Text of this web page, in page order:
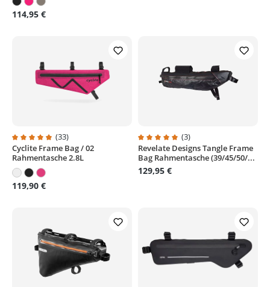
114,95 €
Durchschnittliche Bewertung von 4.8 von 5 Sternen
(33)
Cyclite Frame Bag / 02
Rahmentasche 2.8L
119,90 €
Durchschnittliche Bewertung
(3)
Revelate Designs Tangle Frame
Bag Rahmentasche (39/45/50/...
129,95 €